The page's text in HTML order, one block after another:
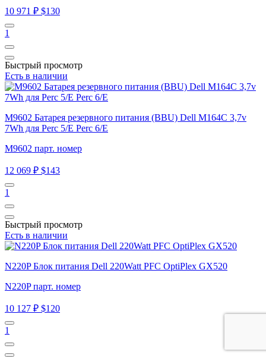
10 971 ₽ $130
1
Быстрый просмотр
Есть в наличии
M9602 Батарея резервного питания (BBU) Dell M164C 3,7v
7Wh для Perc 5/E Perc 6/E
M9602 парт. номер
12 069 ₽ $143
1
Быстрый просмотр
Есть в наличии
N220P Блок питания Dell 220Watt PFC OptiPlex GX520
N220P парт. номер
10 127 ₽ $120
1